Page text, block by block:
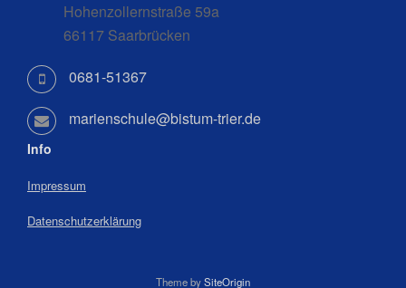
Hohenzollernstraße 59a
66117 Saarbrücken
0681-51367
marienschule@bistum-trier.de
Info
Impressum
Datenschutzerklärung
Theme bySiteOrigin